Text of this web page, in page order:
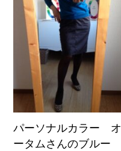
パーソナルカラー オ
ータムさんのブルー